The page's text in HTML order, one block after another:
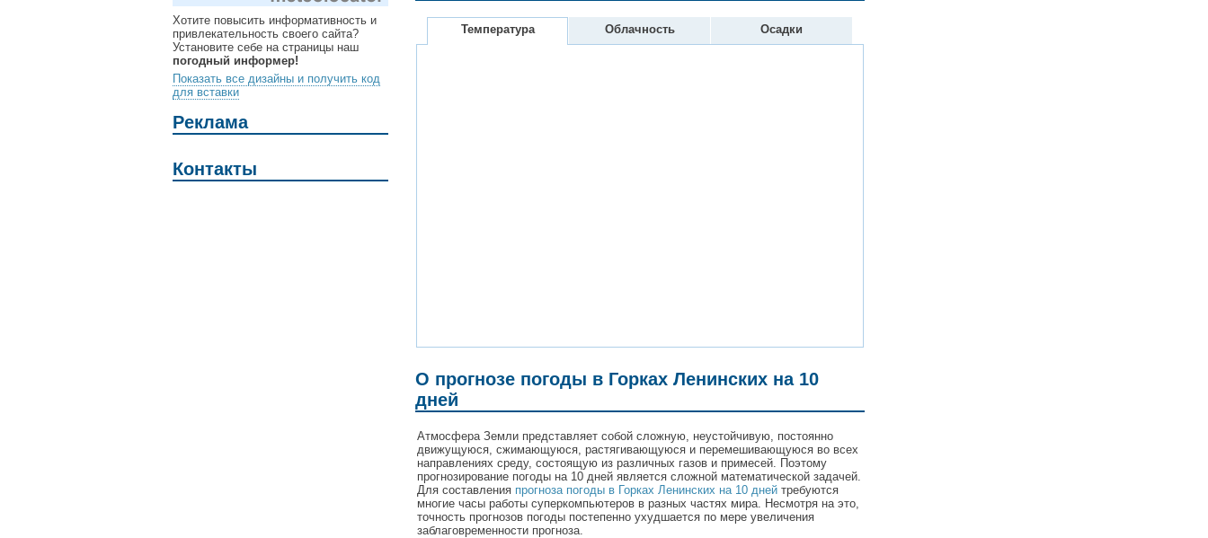
Хотите повысить информативность и
привлекательность своего сайта?
Установите себе на страницы наш
погодный информер!
Показать все дизайны и получить код
для вставки
Реклама
Контакты
Температура Облачность Осадки
О прогнозе погоды в Горках Ленинских на 10
дней
Атмосфера Земли представляет собой сложную, неустойчивую, постоянно
движущуюся, сжимающуюся, растягивающуюся и перемешивающуюся во всех
направлениях среду, состоящую из различных газов и примесей. Поэтому
прогнозирование погоды на 10 дней является сложной математической задачей.
Для составления прогноза погоды в Горках Ленинских на 10 дней требуются
многие часы работы суперкомпьютеров в разных частях мира. Несмотря на это,
точность прогнозов погоды постепенно ухудшается по мере увеличения
заблаговременности прогноза.